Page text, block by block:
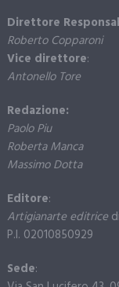
Direttore
Roberto Copparoni
Vice direttore:
Antonello Tore
Redazione:
Paolo Piu
Roberta Manca
Massimo Dotta
Editore:
Artigianarte editrice
P.I. 02010850929
Sede: